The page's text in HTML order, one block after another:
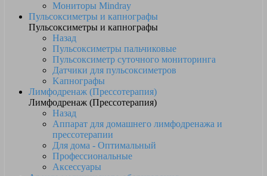
Мониторы Mindray
Пульсоксиметры и капнографы
Пульсоксиметры и капнографы
Назад
Пульсоксиметры пальчиковые
Пульсоксиметр суточного мониторинга
Датчики для пульсоксиметров
Kапнографы
Лимфодренаж (Прессотерапия)
Лимфодренаж (Прессотерапия)
Назад
Аппарат для домашнего лимфодренажа и
прессотерапии
Для дома - Оптимальный
Профессиональные
Аксессуары